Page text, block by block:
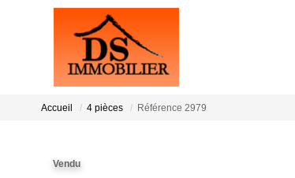
Accueil 4 pièces Référence 2979
Vendu